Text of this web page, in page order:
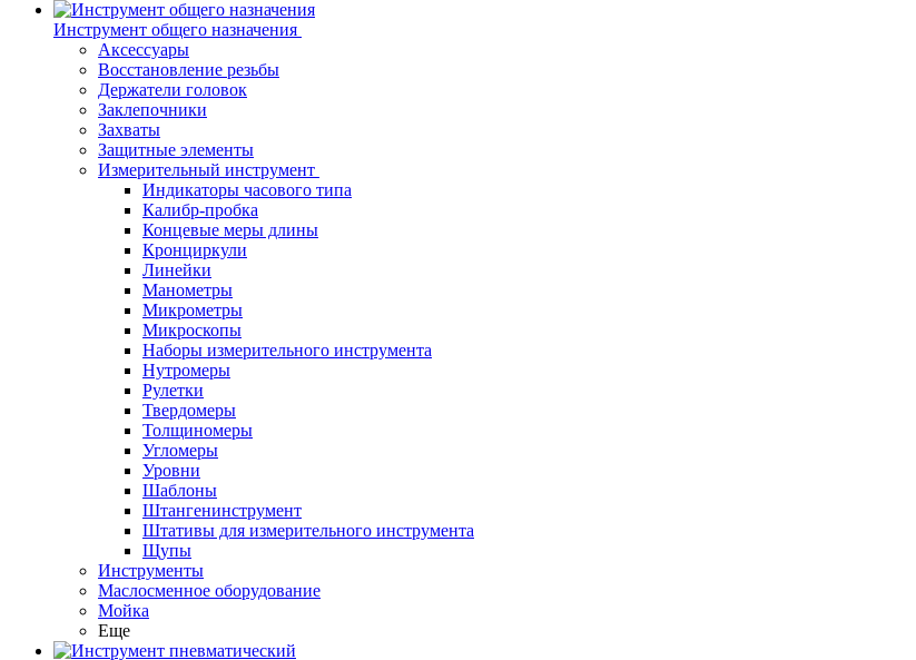
Инструмент общего назначения
Аксессуары
Восстановление резьбы
Держатели головок
Заклепочники
Захваты
Защитные элементы
Измерительный инструмент
Индикаторы часового типа
Калибр-пробка
Концевые меры длины
Кронциркули
Линейки
Манометры
Микрометры
Микроскопы
Наборы измерительного инструмента
Нутромеры
Рулетки
Твердомеры
Толщиномеры
Угломеры
Уровни
Шаблоны
Штангенинструмент
Штативы для измерительного инструмента
Щупы
Инструменты
Маслосменное оборудование
Мойка
Еще